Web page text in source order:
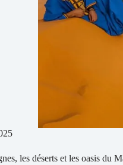
les déserts et les oasis du